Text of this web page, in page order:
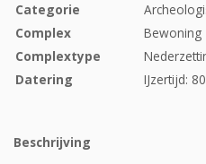
Categorie
Complex
Bewoning
Complextype
Datering
IJzertijd:
Beschrijving